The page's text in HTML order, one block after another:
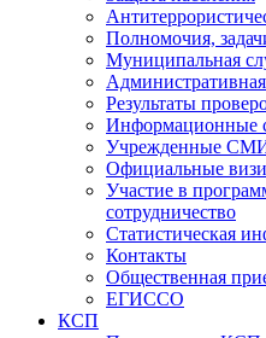
Полномочия,
Муниципальная
Результаты
Информационные
Учрежденные
Официальные
Участие в
сотрудничество
Статистическая
Контакты
Общественная
ЕГИССО
КСП